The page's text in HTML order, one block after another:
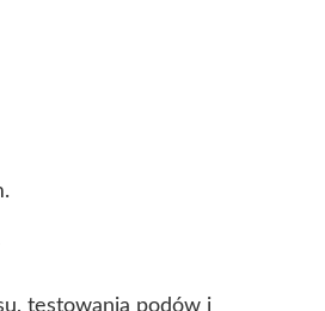
testowania podów i